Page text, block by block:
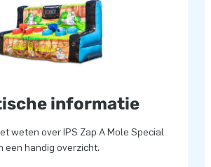
zijn
in
informatie
weten over IPS Zap A Mole Special
een handig overzicht.